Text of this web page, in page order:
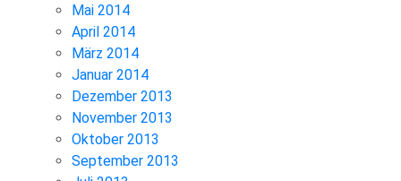
Mai 2014
April 2014
März 2014
Januar 2014
Dezember 2013
November 2013
Oktober 2013
September 2013